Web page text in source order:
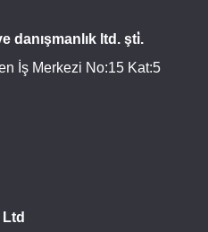
danışmanlık ltd. şti̇.
İş Merkezi No:15 Kat:5